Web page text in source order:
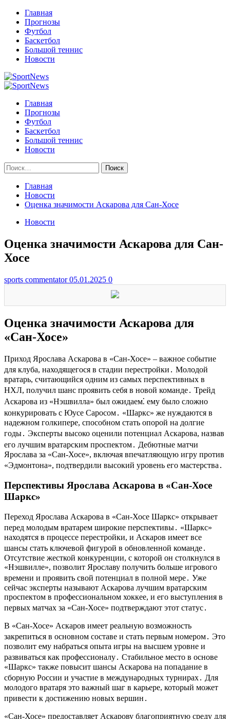
Перейти
содержимому
Главная
Прогнозы
Футбол
Баскетбол
Большой теннис
Новости
Primary
Главная
Прогнозы
Футбол
Баскетбол
Большой теннис
Новости
Найти:
Главная
Новости
Оценка значимости Аскарова для Сан-Хосе
Новости
Оценка значимости Аскарова для Сан-
Хосе
sports commentator05.01.2025 0
Оценка значимости Аскарова для
«Сан-Хосе»
Приход Ярослава Аскарова в «Сан-Хосе» – важное событие
для клуба, находящегося в стадии перестройки․ Молодой
вратарь, считающийся одним из самых перспективных в
НХЛ, получил шанс проявить себя в новой команде․ Трейд
Аскарова из «Нэшвилла» был ожидаем⁚ ему было сложно
конкурировать с Юусе Саросом․ «Шаркс» же нуждаются в
надежном голкипере, способном стать опорой на долгие
годы․ Эксперты высоко оценили потенциал Аскарова, назвав
его лучшим вратарским проспектом․ Дебютные матчи
Ярослава за «Сан-Хосе», включая впечатляющую игру против
«Эдмонтона», подтвердили высокий уровень его мастерства․
Перспективы Ярослава Аскарова в «Сан-Хосе
Шаркс»
Переход Ярослава Аскарова в «Сан-Хосе Шаркс» открывает
перед молодым вратарем широкие перспективы․ «Шаркс»
находятся в процессе перестройки, и Аскаров имеет все
шансы стать ключевой фигурой в обновленной команде․
Отсутствие жесткой конкуренции, с которой он столкнулся в
«Нэшвилле», позволит Ярославу получить больше игрового
времени и проявить свой потенциал в полной мере․ Уже
сейчас эксперты называют Аскарова лучшим вратарским
проспектом в профессиональном хоккее, и его выступления в
первых матчах за «Сан-Хосе» подтверждают этот статус․
В «Сан-Хосе» Аскаров имеет реальную возможность
закрепиться в основном составе и стать первым номером․ Это
позволит ему набраться опыта игры на высшем уровне и
развиваться как профессионалу․ Стабильное место в основе
«Шаркс» также повысит шансы Аскарова на попадание в
сборную России и участие в международных турнирах․ Для
молодого вратаря это важный шаг в карьере, который может
привести к достижению новых вершин․
«Сан-Хосе» предоставляет Аскарову благоприятную среду для